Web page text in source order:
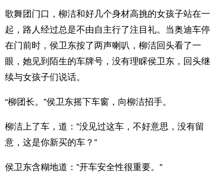
歌舞团门口，柳洁和好几个身材高挑的女孩子站在一
起，路人经过总是不由自主行了注目礼。当奥迪车停
在门前时，侯卫东按了两声喇叭，柳洁回头看了一
眼，她见到陌生的车牌号，没有理睬侯卫东，回头继
续与女孩子们说话。
“柳团长。”侯卫东摇下车窗，向柳洁招手。
柳洁上了车，道：”没见过这车，不好意思，没有留
意，这是你新买的车？”
侯卫东含糊地道：”开车安全性很重要。”